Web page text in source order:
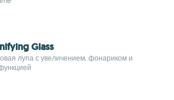
Glass
лупа с увеличением, фонариком и